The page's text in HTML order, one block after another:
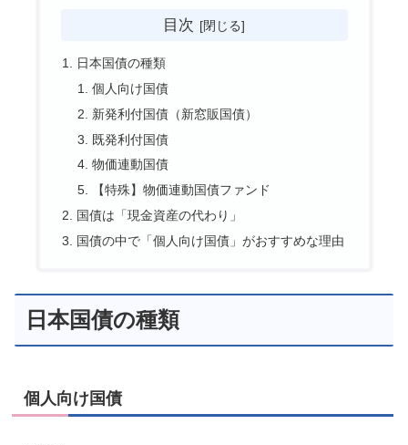
目次
日本国債の種類
個人向け国債
新発利付国債（新窓販国債）
既発利付国債
物価連動国債
【特殊】物価連動国債ファンド
国債は「現金資産の代わり」
国債の中で「個人向け国債」がおすすめな理由
日本国債の種類
個人向け国債